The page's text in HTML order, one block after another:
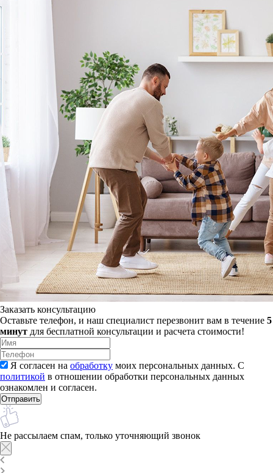
Заказать консультацию
Оставьте телефон, и наш специалист перезвонит вам в течение 5
минут для бесплатной консультации и расчета стоимости!
Я согласен на обработку моих персональных данных. С
политикой в отношении обработки персональных данных
ознакомлен и согласен.
Не рассылаем спам, только уточняющий звонок